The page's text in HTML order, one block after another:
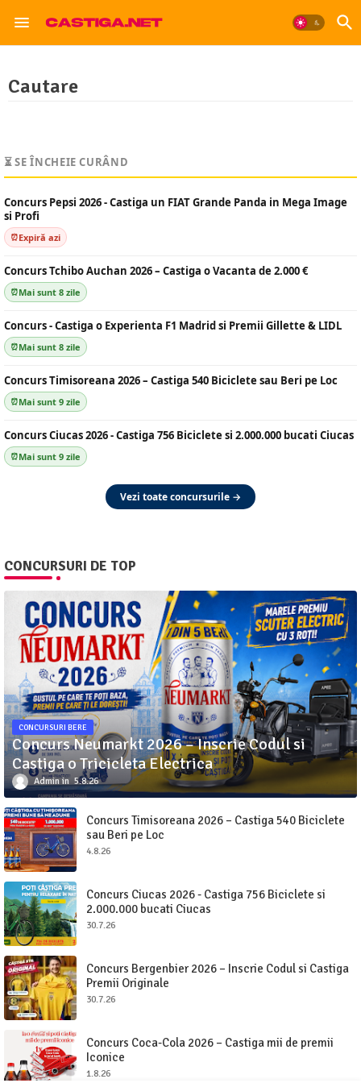
Cautare
⏳ SE ÎNCHEIE CURÂND
Concurs Pepsi 2026 - Castiga un FIAT Grande Panda in Mega Image
si Profi
Expiră azi
Concurs Tchibo Auchan 2026 – Castiga o Vacanta de 2.000 €
Mai sunt 8 zile
Concurs - Castiga o Experienta F1 Madrid si Premii Gillette & LIDL
Mai sunt 8 zile
Concurs Timisoreana 2026 – Castiga 540 Biciclete sau Beri pe Loc
Mai sunt 9 zile
Concurs Ciucas 2026 - Castiga 756 Biciclete si 2.000.000 bucati Ciucas
Mai sunt 9 zile
Vezi toate concursurile →
CONCURSURI DE TOP
CONCURSURI BERE
Concurs Neumarkt 2026 – Inscrie Codul si
Castiga o Tricicleta Electrica
Admin 5.8.26
Concurs Timisoreana 2026 – Castiga 540 Biciclete
sau Beri pe Loc
4.8.26
Concurs Ciucas 2026 - Castiga 756 Biciclete si
2.000.000 bucati Ciucas
30.7.26
Concurs Bergenbier 2026 – Inscrie Codul si Castiga
Premii Originale
30.7.26
Concurs Coca-Cola 2026 – Castiga mii de premii
Iconice
1.8.26